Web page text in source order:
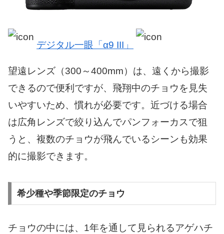
デジタル一眼「α9 III」
望遠レンズ（300～400mm）は、遠くから撮影
できるので便利ですが、飛翔中のチョウを見失
いやすいため、慣れが必要です。近づける場合
は広角レンズで絞り込んでパンフォーカスで狙
うと、複数のチョウが飛んでいるシーンも効果
的に撮影できます。
希少種や季節限定のチョウ
チョウの中には、1年を通して見られるアゲハチ